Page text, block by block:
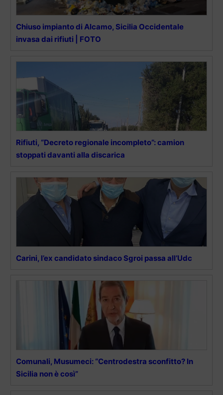
Chiuso impianto di Alcamo, Sicilia Occidentale
invasa dai rifiuti | FOTO
Rifiuti, “Decreto regionale incompleto”: camion
stoppati davanti alla discarica
Carini, l’ex candidato sindaco Sgroi passa all’Udc
Comunali, Musumeci: “Centrodestra sconfitto? In
Sicilia non è così”